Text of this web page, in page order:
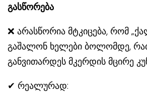
გასწორება
❌ არასწორია მტკიცება, რომ
გაშალონ ხელები ბოლომდე,
განვითარდეს მკერდის მცირე
✔ რეალურად: